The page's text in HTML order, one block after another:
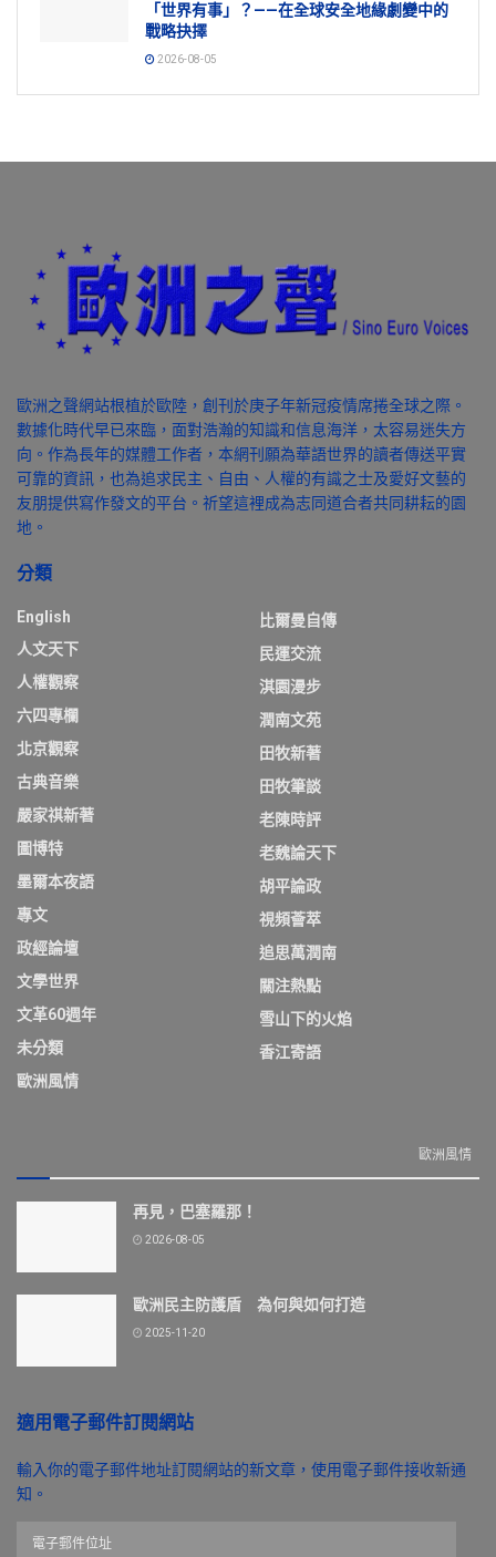
「世界有事」？——在全球安全地緣劇變中的
戰略抉擇
2026-08-05
歐洲之聲網站根植於歐陸，創刊於庚子年新冠疫情席捲全球之際。
數據化時代早已來臨，面對浩瀚的知識和信息海洋，太容易迷失方
向。作為長年的媒體工作者，本網刊願為華語世界的讀者傳送平實
可靠的資訊，也為追求民主、自由、人權的有識之士及愛好文藝的
友朋提供寫作發文的平台。祈望這裡成為志同道合者共同耕耘的園
地。
分類
English
人文天下
人權觀察
六四專欄
北京觀察
古典音樂
嚴家祺新著
圖博特
墨爾本夜語
專文
政經論壇
文學世界
文革60週年
未分類
歐洲風情
比爾曼自傳
民運交流
淇園漫步
潤南文苑
田牧新著
田牧筆談
老陳時評
老魏論天下
胡平論政
視頻薈萃
追思萬潤南
關注熱點
雪山下的火焰
香江寄語
歐洲風情
再見，巴塞羅那！
2026-08-05
歐洲民主防護盾 為何與如何打造
2025-11-20
適用電子郵件訂閱網站
輸入你的電子郵件地址訂閱網站的新文章，使用電子郵件接收新通
知。